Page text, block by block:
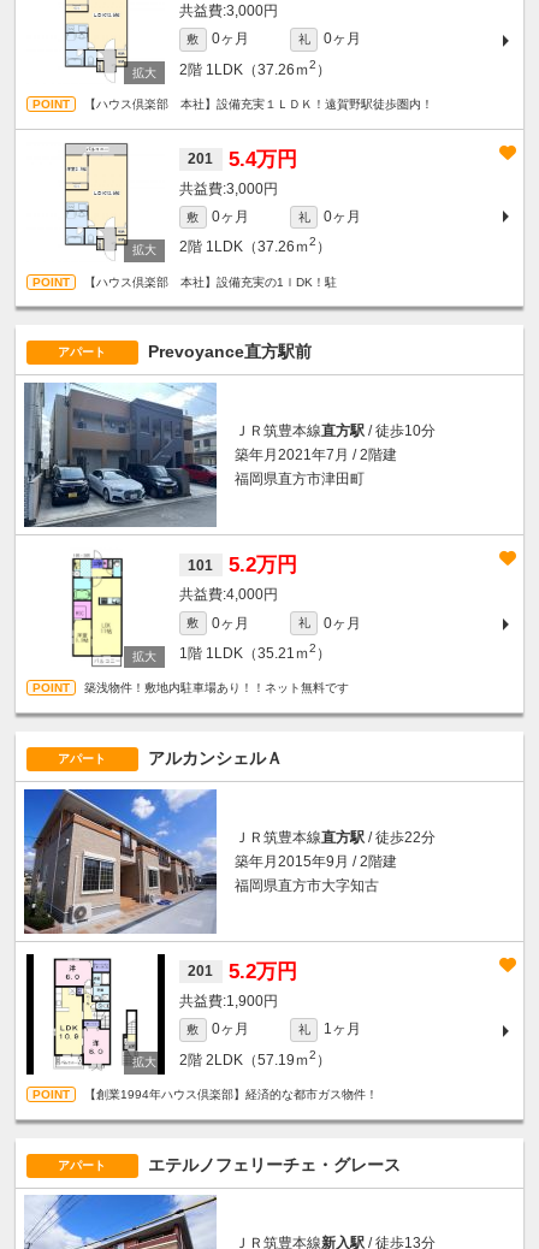
3,000円
敷 0ヶ月 礼
0ヶ月
2階 1LDK（37.26ｍ2 ）
【ハウス倶楽部 本社】設備充実１ＬＤＫ！遠賀野駅徒歩圏内！
201 5.4万円
3,000円
敷 0ヶ月 礼
0ヶ月
2階 1LDK（37.26ｍ2 ）
【ハウス倶楽部 本社】設備充実の1ｌDK！駐
アパート Prevoyance直方駅前
ＪＲ筑豊本線直方駅 / 徒歩10分
築年月2021年7月 / 2階建
福岡県直方市津田町
101 5.2万円
4,000円
敷 0ヶ月 礼
0ヶ月
1階 1LDK（35.21ｍ2 ）
築浅物件！敷地内駐車場あり！！ネット無料です
アパート アルカンシェルＡ
ＪＲ筑豊本線直方駅 / 徒歩22分
築年月2015年9月 / 2階建
福岡県直方市大字知古
201 5.2万円
1,900円
敷 0ヶ月 礼
1ヶ月
2階 2LDK（57.19ｍ2 ）
【創業1994年ハウス倶楽部】経済的な都市ガス物件！
アパート エテルノフェリーチェ・グレース
ＪＲ筑豊本線新入駅 / 徒歩13分